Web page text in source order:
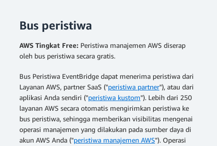
Bus peristiwa
AWS Tingkat Free: Peristiwa manajemen AWS diserap
oleh bus peristiwa secara gratis.
Bus Peristiwa EventBridge dapat menerima peristiwa dari
Layanan AWS, partner SaaS ("peristiwa partner"), atau dari
aplikasi Anda sendiri ("peristiwa kustom"). Lebih dari 250
layanan AWS secara otomatis mengirimkan peristiwa ke
bus peristiwa, sehingga memberikan visibilitas mengenai
operasi manajemen yang dilakukan pada sumber daya di
akun AWS Anda ("peristiwa manajemen AWS"). Operasi